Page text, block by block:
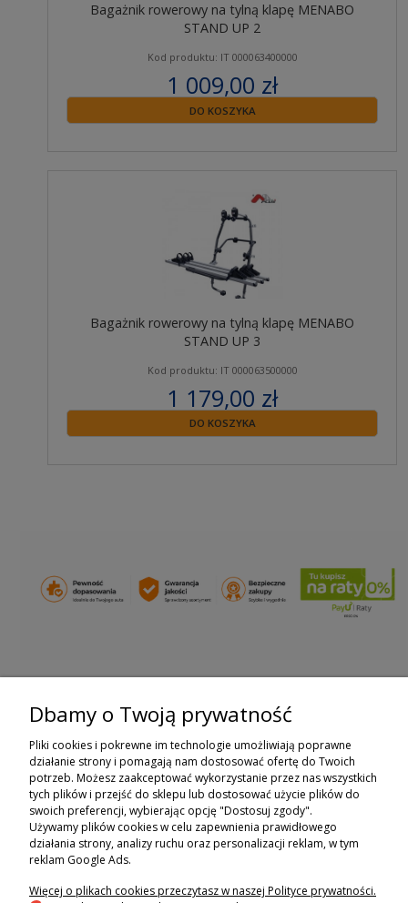
Bagażnik rowerowy na tylną klapę MENABO
STAND UP 2
Kod produktu: IT 000063400000
1 009,00 zł
zawiera 23% VAT
DO KOSZYKA
Bagażnik rowerowy na tylną klapę MENABO
STAND UP 3
Kod produktu: IT 000063500000
1 179,00 zł
zawiera 23% VAT
DO KOSZYKA
ZAPISZ SIĘ DO NEWSLETTERA
ZAPISZ SIĘ
ZAKUPY
POMOC
MOJE KONTO
Dbamy o Twoją prywatność
Pliki cookies i pokrewne im technologie umożliwiają poprawne
działanie strony i pomagają nam dostosować ofertę do Twoich
potrzeb. Możesz zaakceptować wykorzystanie przez nas wszystkich
tych plików i przejść do sklepu lub dostosować użycie plików do
swoich preferencji, wybierając opcję "Dostosuj zgody".
Używamy plików cookies w celu zapewnienia prawidłowego
działania strony, analizy ruchu oraz personalizacji reklam, w tym
reklam Google Ads.
Więcej o plikach cookies przeczytasz w naszej Polityce prywatności.